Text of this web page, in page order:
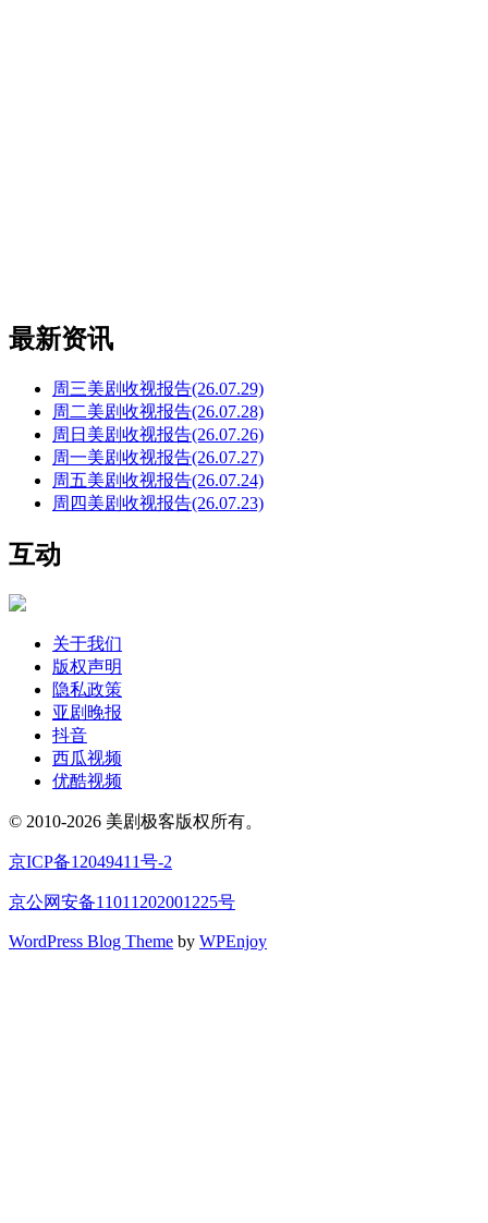
最新资讯
周三美剧收视报告(26.07.29)
周二美剧收视报告(26.07.28)
周日美剧收视报告(26.07.26)
周一美剧收视报告(26.07.27)
周五美剧收视报告(26.07.24)
周四美剧收视报告(26.07.23)
互动
关于我们
版权声明
隐私政策
亚剧晚报
抖音
西瓜视频
优酷视频
© 2010-2026 美剧极客版权所有。
京ICP备12049411号-2
京公网安备11011202001225号
WordPress Blog Theme by WPEnjoy